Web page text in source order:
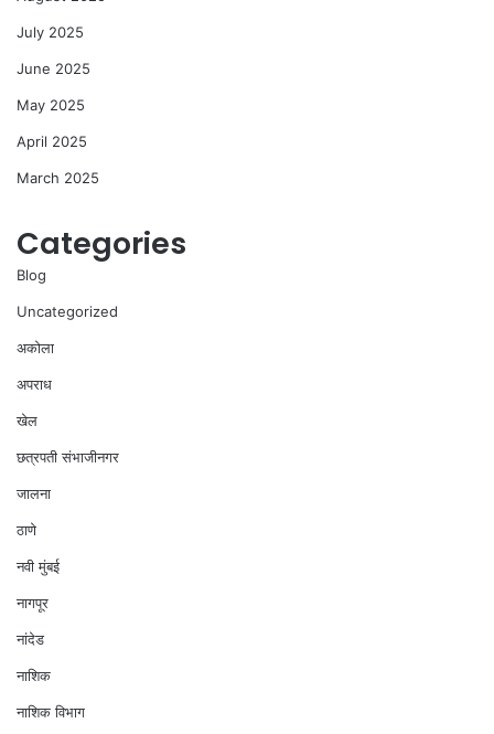
July 2025
June 2025
May 2025
April 2025
March 2025
Categories
Blog
Uncategorized
अकोला
अपराध
खेल
छत्रपती संभाजीनगर
जालना
ठाणे
नवी मुंबई
नागपूर
नांदेड
नाशिक
नाशिक विभाग